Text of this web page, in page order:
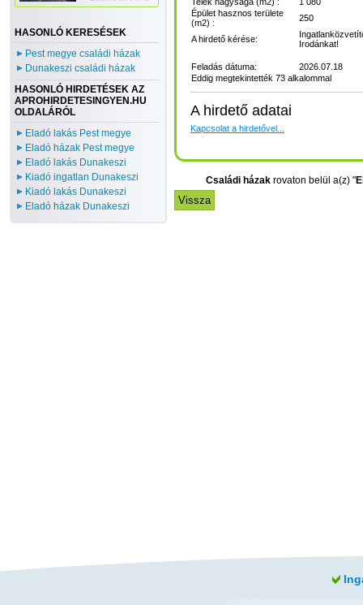
HASONLÓ KERESÉSEK
Pest megye családi házak
Dunakeszi családi házak
HASONLÓ HIRDETÉSEK AZ
APROHIRDETESINGYEN.HU
OLDALÁRÓL
Eladó lakás Pest megye
Eladó házak Pest megye
Eladó lakás Dunakeszi
Kiadó ingatlan Dunakeszi
Kiadó lakás Dunakeszi
Eladó házak Dunakeszi
Épület hasznos területe
(m2) :
250
A hirdető kérése:
Irodánkat!
Feladás dátuma:
2026.07.18
Eddig megtekintették 73 alkalommal
A hirdető adatai
Kapcsolat a hirdetővel...
Családi házakrovaton belül a(z) "